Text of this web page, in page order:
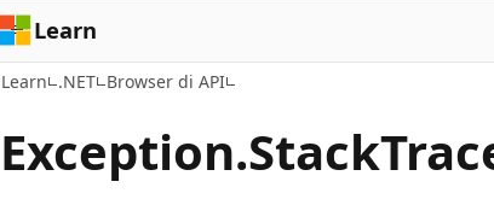
Learn
Learn .NET Browser di API
Exception.Stack